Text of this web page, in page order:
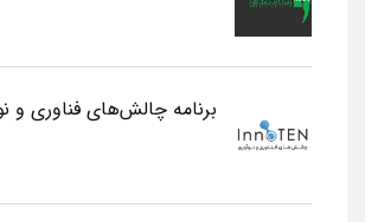
برنامه چالش‌های فناوری و